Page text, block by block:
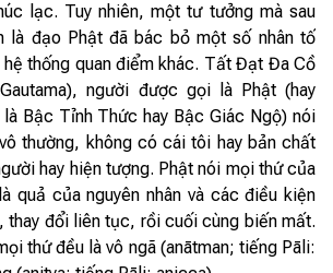
lạc. Tuy nhiên, một tư tưởng mà sau
là đạo Phật đã bác bỏ một số nhân tố
thống quan điểm khác. Tất Đạt Đa Cồ
người được gọi là Phật (hay
Bậc Tỉnh Thức hay Bậc Giác Ngộ) nói
thường, không có cái tôi hay bản chất
hay hiện tượng. Phật nói mọi thứ của
quả của nguyên nhân và các điều kiện
thay đổi liên tục, rồi cuối cùng biến mất.
thứ đều là vô ngã (anātman; tiếng Pāli: